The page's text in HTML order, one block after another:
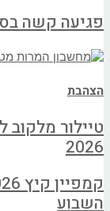
פגיעה קשה
הצהבת
טיילור
2026
השבוע